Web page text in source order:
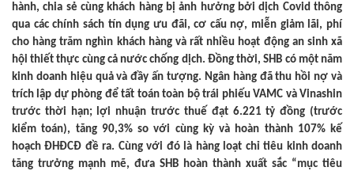
hành, chia sẻ cùng khách hàng bị ảnh hưởng bởi dịch Covid thông
qua các chính sách tín dụng ưu đãi, cơ cấu nợ, miễn giảm lãi, phí
cho hàng trăm nghìn khách hàng và rất nhiều hoạt động an sinh xã
hội thiết thực cùng cả nước chống dịch. Đồng thời, SHB có một năm
kinh doanh hiệu quả và đầy ấn tượng. Ngân hàng đã thu hồi nợ và
trích lập dự phòng để tất toán toàn bộ trái phiếu VAMC và Vinashin
trước thời hạn; lợi nhuận trước thuế đạt 6.221 tỷ đồng (trước
kiểm toán), tăng 90,3% so với cùng kỳ và hoàn thành 107% kế
hoạch ĐHĐCĐ đề ra. Cùng với đó là hàng loạt chỉ tiêu kinh doanh
tăng trưởng mạnh mẽ, đưa SHB hoàn thành xuất sắc “mục tiêu